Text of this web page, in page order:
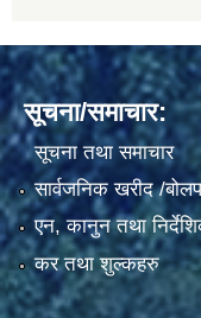
सूचना/समाचार:
सूचना तथा समाचार
सार्वजनिक खरीद /
एन, कानुन तथा
कर तथा शुल्कहरु